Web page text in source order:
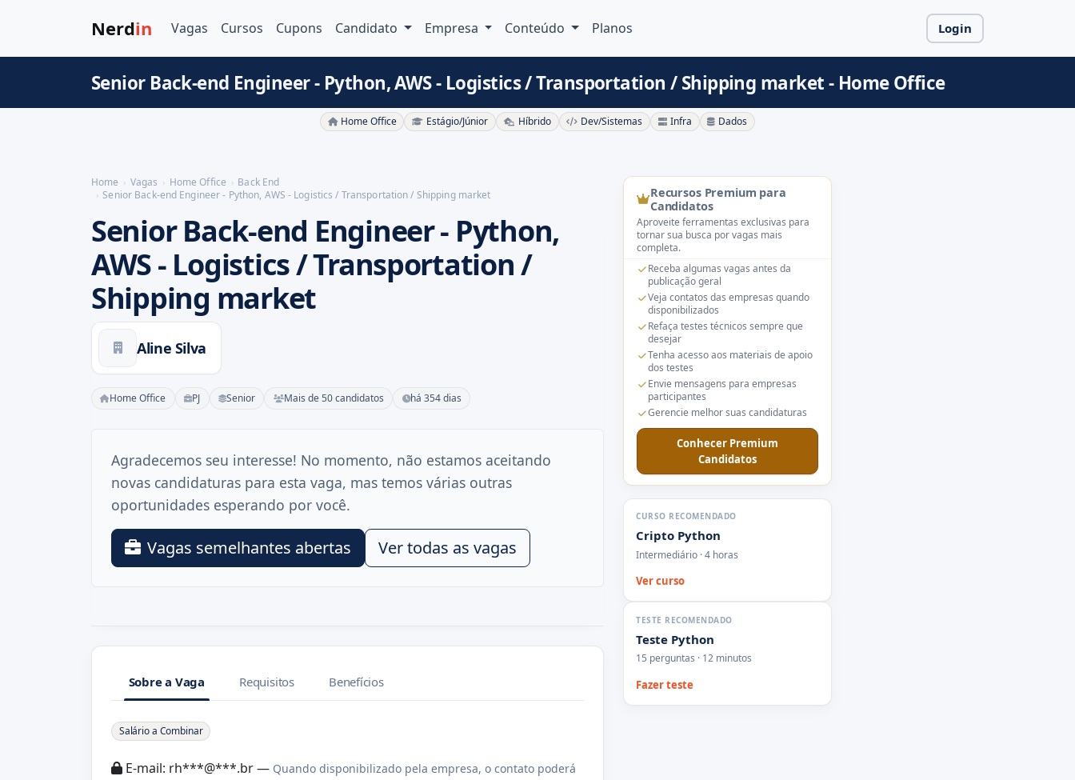
Nerdin Vagas Cursos Cupons Candidato Empresa Conteúdo Planos Login
Senior Back-end Engineer - Python, AWS - Logistics / Transportation / Shipping market - Home Office
Home Office Estágio/Júnior Híbrido Dev/Sistemas Infra Dados
Home Vagas Home Office
Back End
Senior Back-end Engineer - Python, AWS - Logistics / Transportation / Shipping market
Senior Back-end Engineer - Python,
AWS - Logistics / Transportation /
Shipping market
Aline Silva
Home Office PJ Senior Mais de 50 candidatos há 354 dias
Agradecemos seu interesse! No momento, não estamos aceitando
novas candidaturas para esta vaga, mas temos várias outras
oportunidades esperando por você.
Vagas semelhantes abertas Ver todas as vagas
Sobre a Vaga Requisitos Benefícios
Sobre a Vaga
Salário a Combinar
E-mail: rh***@***.br — Quando disponibilizado pela empresa, o contato poderá
Recursos Premium para
Candidatos
Aproveite ferramentas exclusivas para
tornar sua busca por vagas mais
completa.
Receba algumas vagas antes da
publicação geral
Veja contatos das empresas quando
disponibilizados
Refaça testes técnicos sempre que
desejar
Tenha acesso aos materiais de apoio
dos testes
Envie mensagens para empresas
participantes
Gerencie melhor suas candidaturas
Conhecer Premium
Candidatos
CURSO RECOMENDADO
Cripto Python
Intermediário · 4 horas
Ver curso
TESTE RECOMENDADO
Teste Python
15 perguntas · 12 minutos
Fazer teste